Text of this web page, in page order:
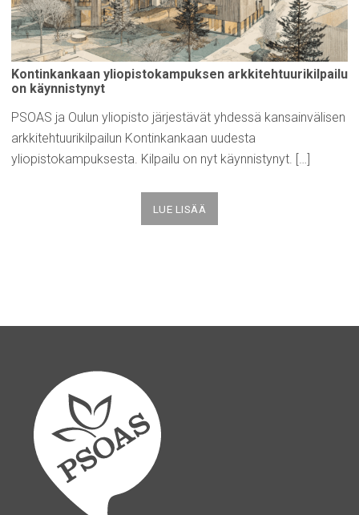
Kontinkankaan yliopistokampuksen arkkitehtuurikilpailu
on käynnistynyt
PSOAS ja Oulun yliopisto järjestävät yhdessä kansainvälisen
arkkitehtuurikilpailun Kontinkankaan uudesta
yliopistokampuksesta. Kilpailu on nyt käynnistynyt. […]
LUE LISÄÄ